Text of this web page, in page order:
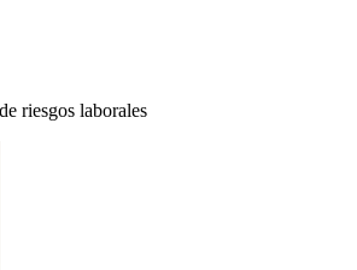
riesgos laborales